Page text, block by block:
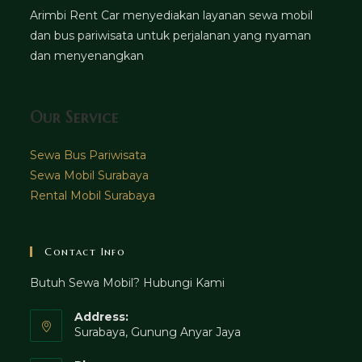
Arimbi Rent Car menyediakan layanan sewa mobil
dan bus pariwisata untuk perjalanan yang nyaman
dan menyenangkan
Our Service
Sewa Bus Pariwisata
Sewa Mobil Surabaya
Rental Mobil Surabaya
Contact Info
Butuh Sewa Mobil? Hubungi Kami
Address:
Surabaya, Gunung Anyar Jaya